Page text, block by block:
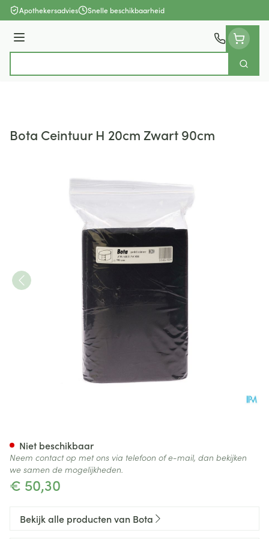
Ga naar de inhoud
Apothekersadvies Snelle beschikbaarheid
Menu
Zoek
Bota Ceintuur H 20cm Zwart 90cm
€ 50,30
Niet beschikbaar
Neem contact op met ons via telefoon of e-mail, dan bekijken
we samen de mogelijkheden.
Bekijk alle producten van Bota